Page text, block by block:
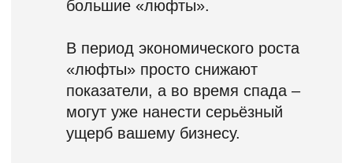
Специализация
Настройка корпоративного
управления и внедрение методик
профессиональной эксплуатации
сотрудников.